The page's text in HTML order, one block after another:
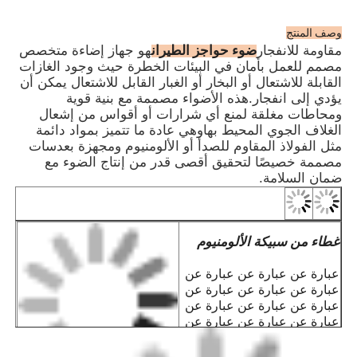
الخصائص
خيارات الكثافة المنخفضة والمتوسطة
· يوفر الهيكل المختوم ذو الحماية العالية،
بضغط صلب من المطاط السيليكوني
للشيخوخة، حماية
· يحتوي على شريحة متكاملة مع دوائر حماية
الصناعي لمزامنة أضواء
· يستخدم مفتاح أوتوماتيكي يعمل بالضوء
الاستخدام والتركيب، يرجى تحديد عند
· مناسبة لكل من أنابيب الصلب وأسلاك
· منصات النفط
· مصانع المعالجة
· صوامع الحبوب ومصانع
· منصات الحفر
· مناجم الفحم والبنية التحتية
وصف المنتج
مقاومة للانفجارضوء حواجز الطيرانهو جهاز إضاءة متخصص
مصمم للعمل بأمان في البيئات الخطرة حيث وجود الغازات
القابلة للاشتعال أو البخار أو الغبار القابل للاشتعال يمكن أن
يؤدي إلى انفجار.هذه الأضواء مصممة مع بنية قوية
ومحاطات مغلقة لمنع أي شرارات أو أقواس من إشعال
الغلاف الجوي المحيط بهاوهي عادة ما تتميز بمواد دائمة
مثل الفولاذ المقاوم للصدأ أو الألومنيوم ومجهزة بعدسات
مصممة خصيصًا لتحقيق أقصى قدر من إنتاج الضوء مع
ضمان السلامة.
غطاء من سبيكة الألومنيوم
عبارة عن عبارة عن عبارة عن
عبارة عن عبارة عن عبارة عن
عبارة عن عبارة عن عبارة عن
عبارة عن عبارة عن عبارة عن
عبارة عن عبارة عن عبارة عن
عبارة عن عبارة عن عبارة عن